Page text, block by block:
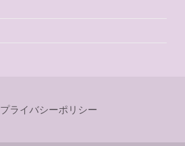
プライバシーポリシー